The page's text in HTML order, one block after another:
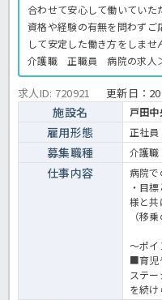
合わせて安心して働いていた
資格や経験の有無を問わず
して安定した働き方をしま
介護職 正職員 病院の求人
求人ID: 720921 更新日：
施設名 戸田
雇用形態 正社員
募集職種 介護職
仕事内容
病院で
・目
様と
（移
～ポイ
■育児
ステ
を続け